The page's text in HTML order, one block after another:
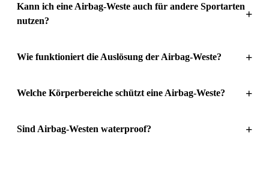
Kann ich eine Airbag-Weste auch für andere Sportarten
nutzen?
+
Wie funktioniert die Auslösung der Airbag-Weste? +
Welche Körperbereiche schützt eine Airbag-Weste? +
Sind Airbag-Westen waterproof? +